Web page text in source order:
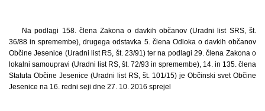
Na podlagi 158. člena Zakona o davkih občanov (Uradni list SRS, št.
36/88 in spremembe), drugega odstavka 5. člena Odloka o davkih občanov
Občine Jesenice (Uradni list RS, št. 23/91) ter na podlagi 29. člena Zakona o
lokalni samoupravi (Uradni list RS, št. 72/93 in spremembe), 14. in 135. člena
Statuta Občine Jesenice (Uradni list RS, št. 101/15) je Občinski svet Občine
Jesenice na 16. redni seji dne 27. 10. 2016 sprejel